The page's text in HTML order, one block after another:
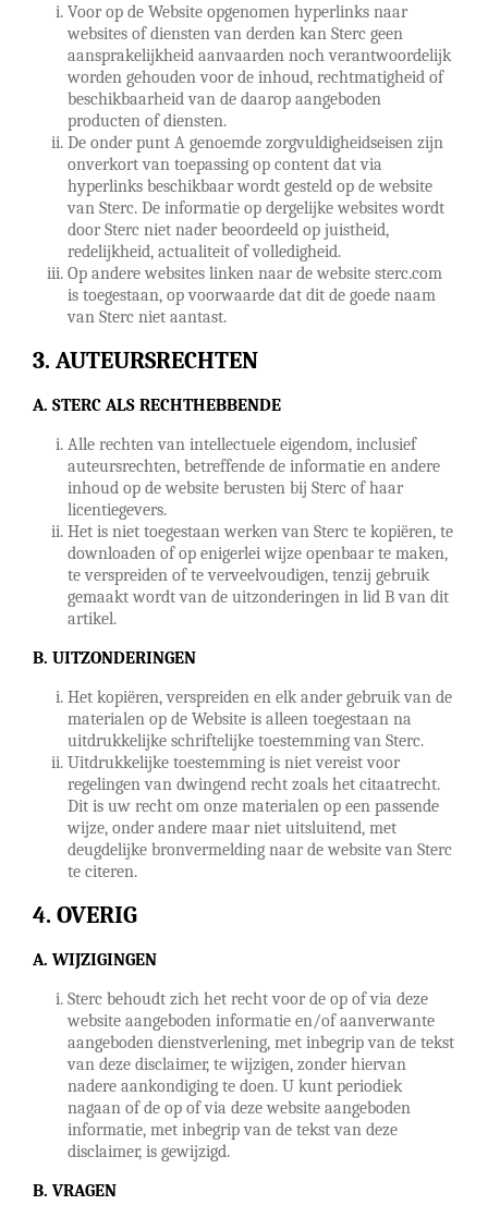
Voor op de Website opgenomen hyperlinks naar
websites of diensten van derden kan Sterc geen
aansprakelijkheid aanvaarden noch verantwoordelijk
worden gehouden voor de inhoud, rechtmatigheid of
beschikbaarheid van de daarop aangeboden
producten of diensten.
De onder punt A genoemde zorgvuldigheidseisen zijn
onverkort van toepassing op content dat via
hyperlinks beschikbaar wordt gesteld op de website
van Sterc. De informatie op dergelijke websites wordt
door Sterc niet nader beoordeeld op juistheid,
redelijkheid, actualiteit of volledigheid.
Op andere websites linken naar de website sterc.com
is toegestaan, op voorwaarde dat dit de goede naam
van Sterc niet aantast.
AUTEURSRECHTEN
A. STERC ALS RECHTHEBBENDE
Alle rechten van intellectuele eigendom, inclusief
auteursrechten, betreffende de informatie en andere
inhoud op de website berusten bij Sterc of haar
licentiegevers.
Het is niet toegestaan werken van Sterc te kopiëren, te
downloaden of op enigerlei wijze openbaar te maken,
te verspreiden of te verveelvoudigen, tenzij gebruik
gemaakt wordt van de uitzonderingen in lid B van dit
artikel.
B. UITZONDERINGEN
Het kopiëren, verspreiden en elk ander gebruik van de
materialen op de Website is alleen toegestaan na
uitdrukkelijke schriftelijke toestemming van Sterc.
Uitdrukkelijke toestemming is niet vereist voor
regelingen van dwingend recht zoals het citaatrecht.
Dit is uw recht om onze materialen op een passende
wijze, onder andere maar niet uitsluitend, met
deugdelijke bronvermelding naar de website van Sterc
te citeren.
OVERIG
A. WIJZIGINGEN
Sterc behoudt zich het recht voor de op of via deze
website aangeboden informatie en/of aanverwante
aangeboden dienstverlening, met inbegrip van de tekst
van deze disclaimer, te wijzigen, zonder hiervan
nadere aankondiging te doen. U kunt periodiek
nagaan of de op of via deze website aangeboden
informatie, met inbegrip van de tekst van deze
disclaimer, is gewijzigd.
B. VRAGEN